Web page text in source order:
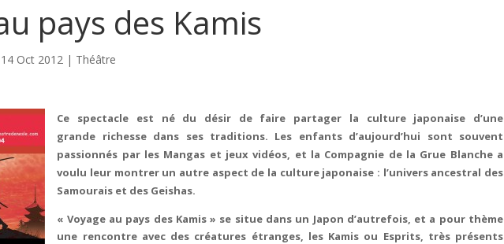
pays des Kamis
14 Oct 2012 | Théâtre
Ce spectacle est né du désir de faire partager la culture japonaise d’une
grande richesse dans ses traditions. Les enfants d’aujourd’hui sont souvent
passionnés par les Mangas et jeux vidéos, et la Compagnie de la Grue Blanche a
voulu leur montrer un autre aspect de la culture japonaise : l’univers ancestral des
Samourais et des Geishas.
« Voyage au pays des Kamis » se situe dans un Japon d’autrefois, et a pour thème
une rencontre avec des créatures étranges, les Kamis ou Esprits, très présents